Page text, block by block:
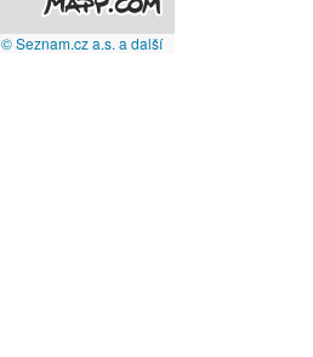
© Seznam.cz a.s. a další